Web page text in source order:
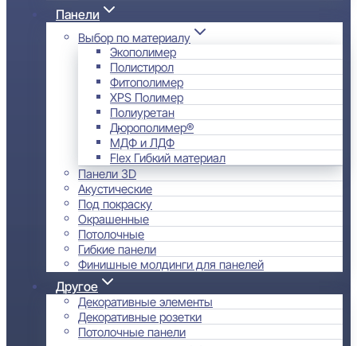
Панели
Выбор по материалу
Экополимер
Полистирол
Фитополимер
XPS Полимер
Полиуретан
Дюрополимер®
МДФ и ЛДФ
Flex Гибкий материал
Панели 3D
Акустические
Под покраску
Окрашенные
Потолочные
Гибкие панели
Финишные молдинги для панелей
Другое
Декоративные элементы
Декоративные розетки
Потолочные панели